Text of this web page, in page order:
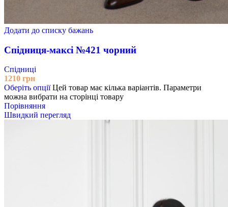
Додати до списку бажань
Спідниця-максі №421 чорний
Спідниці
1210 грн
Оберіть опції Цей товар має кілька варіантів. Параметри
можна вибрати на сторінці товару
Порівняння
Швидкий перегляд